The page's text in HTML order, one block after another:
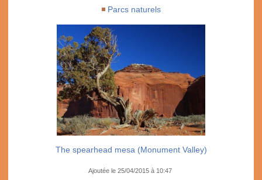
Parcs naturels
The spearhead mesa (Monument Valley)
Ajoutée le 25/04/2015 à 10:47